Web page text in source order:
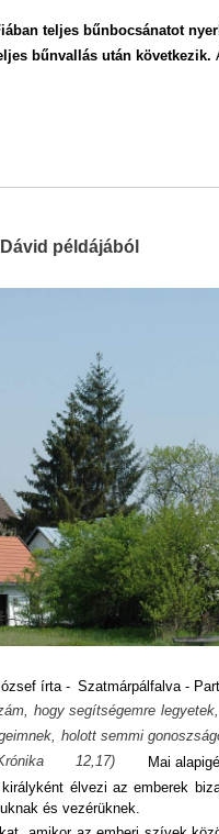
teljes bűnbocsánatot
bűnvallás után következik.
példájából
írta - Szatmárpálfalva -
hogy segítségemre
holott semmi
12,17)
Mai
élvezi az emberek
és vezérüknek.